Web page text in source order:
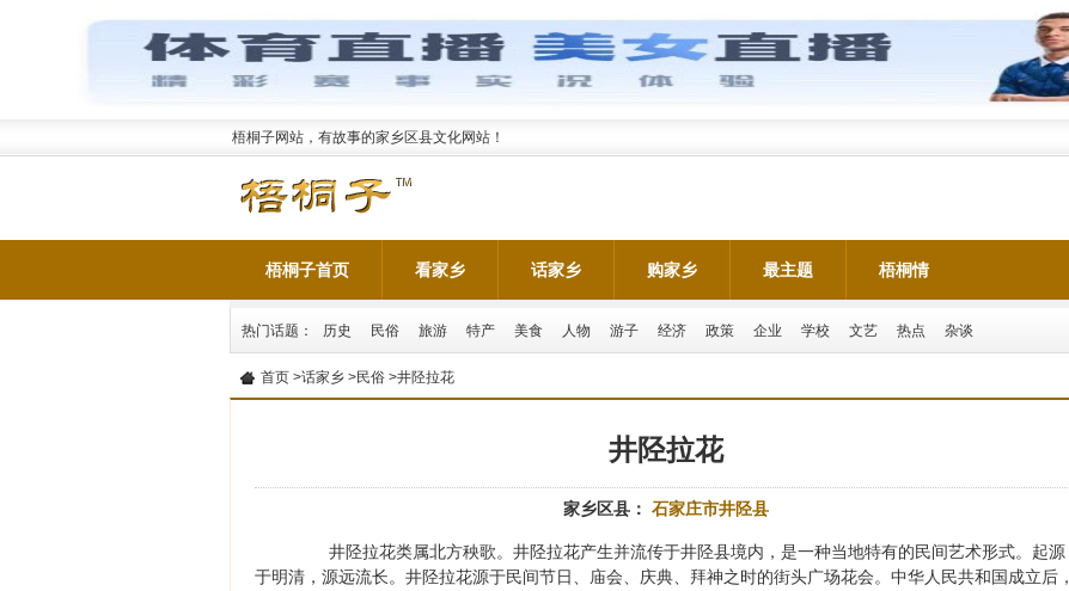
梧桐子网站，有故事的家乡区县文化网站！
梧桐子首页 看家乡 话家乡 购家乡 最主题 梧桐情
热门话题： 历史 民俗 旅游 特产 美食 人物 游子 经济 政策 企业 学校 文艺 热点 杂谈
首页 >话家乡 >民俗 >井陉拉花
井陉拉花
家乡区县： 石家庄市井陉县
井陉拉花类属北方秧歌。井陉拉花产生并流传于井陉县境内，是一种当地特有的民间艺术形式。起源
于明清，源远流长。井陉拉花源于民间节日、庙会、庆典、拜神之时的街头广场花会。中华人民共和国成立后，